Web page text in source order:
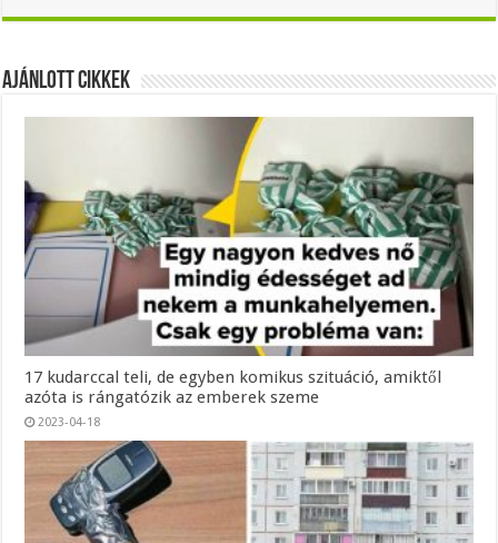
Ajánlott Cikkek
17 kudarccal teli, de egyben komikus szituáció, amiktől
azóta is rángatózik az emberek szeme
2023-04-18